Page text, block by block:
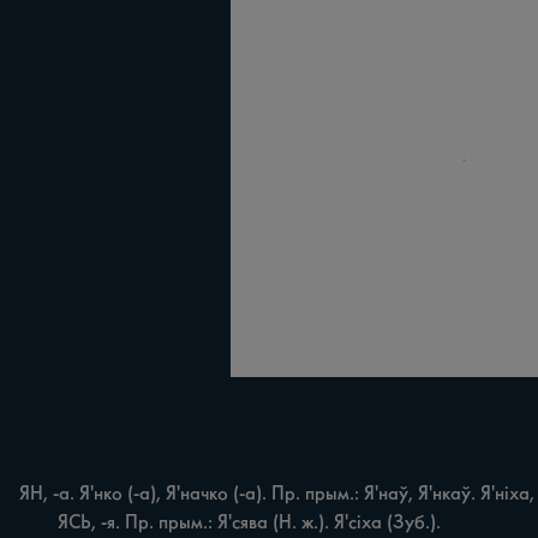
ЯН, -а. Я'нко (-а), Я'начко (-а). Пр. прым.: Я'наў, Я'нкаў.